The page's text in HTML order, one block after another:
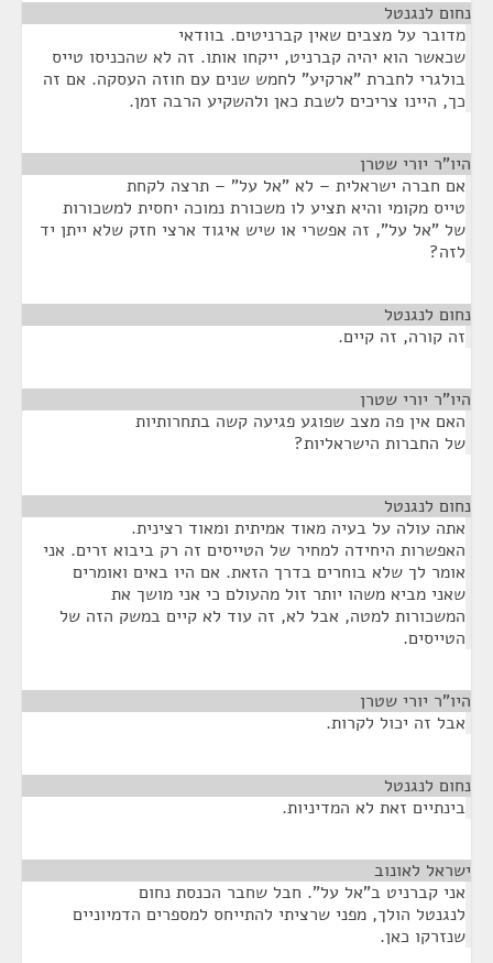
נחום לנגנטל
מדובר על מצבים שאין קברניטים. בוודאי
שכאשר הוא יהיה קברניט, ייקחו אותו. זה לא שהכניסו טייס
בולגרי לחברת "ארקיע" לחמש שנים עם חוזה העסקה. אם זה
כך, היינו צריכים לשבת כאן ולהשקיע הרבה זמן.
היו"ר יורי שטרן
אם חברה ישראלית – לא "אל על" – תרצה לקחת
טייס מקומי והיא תציע לו משכורת נמוכה יחסית למשכורות
של "אל על", זה אפשרי או שיש איגוד ארצי חזק שלא ייתן יד
לזה?
נחום לנגנטל
זה קורה, זה קיים.
היו"ר יורי שטרן
האם אין פה מצב שפוגע פגיעה קשה בתחרותיות
של החברות הישראליות?
נחום לנגנטל
אתה עולה על בעיה מאוד אמיתית ומאוד רצינית.
האפשרות היחידה למחיר של הטייסים זה רק ביבוא זרים. אני
אומר לך שלא בוחרים בדרך הזאת. אם היו באים ואומרים
שאני מביא משהו יותר זול מהעולם כי אני מושך את
המשכורות למטה, אבל לא, זה עוד לא קיים במשק הזה של
הטייסים.
היו"ר יורי שטרן
אבל זה יכול לקרות.
נחום לנגנטל
בינתיים זאת לא המדיניות.
ישראל לאונוב
אני קברניט ב"אל על". חבל שחבר הכנסת נחום
לנגנטל הולך, מפני שרציתי להתייחס למספרים הדמיוניים
שנזרקו כאן.